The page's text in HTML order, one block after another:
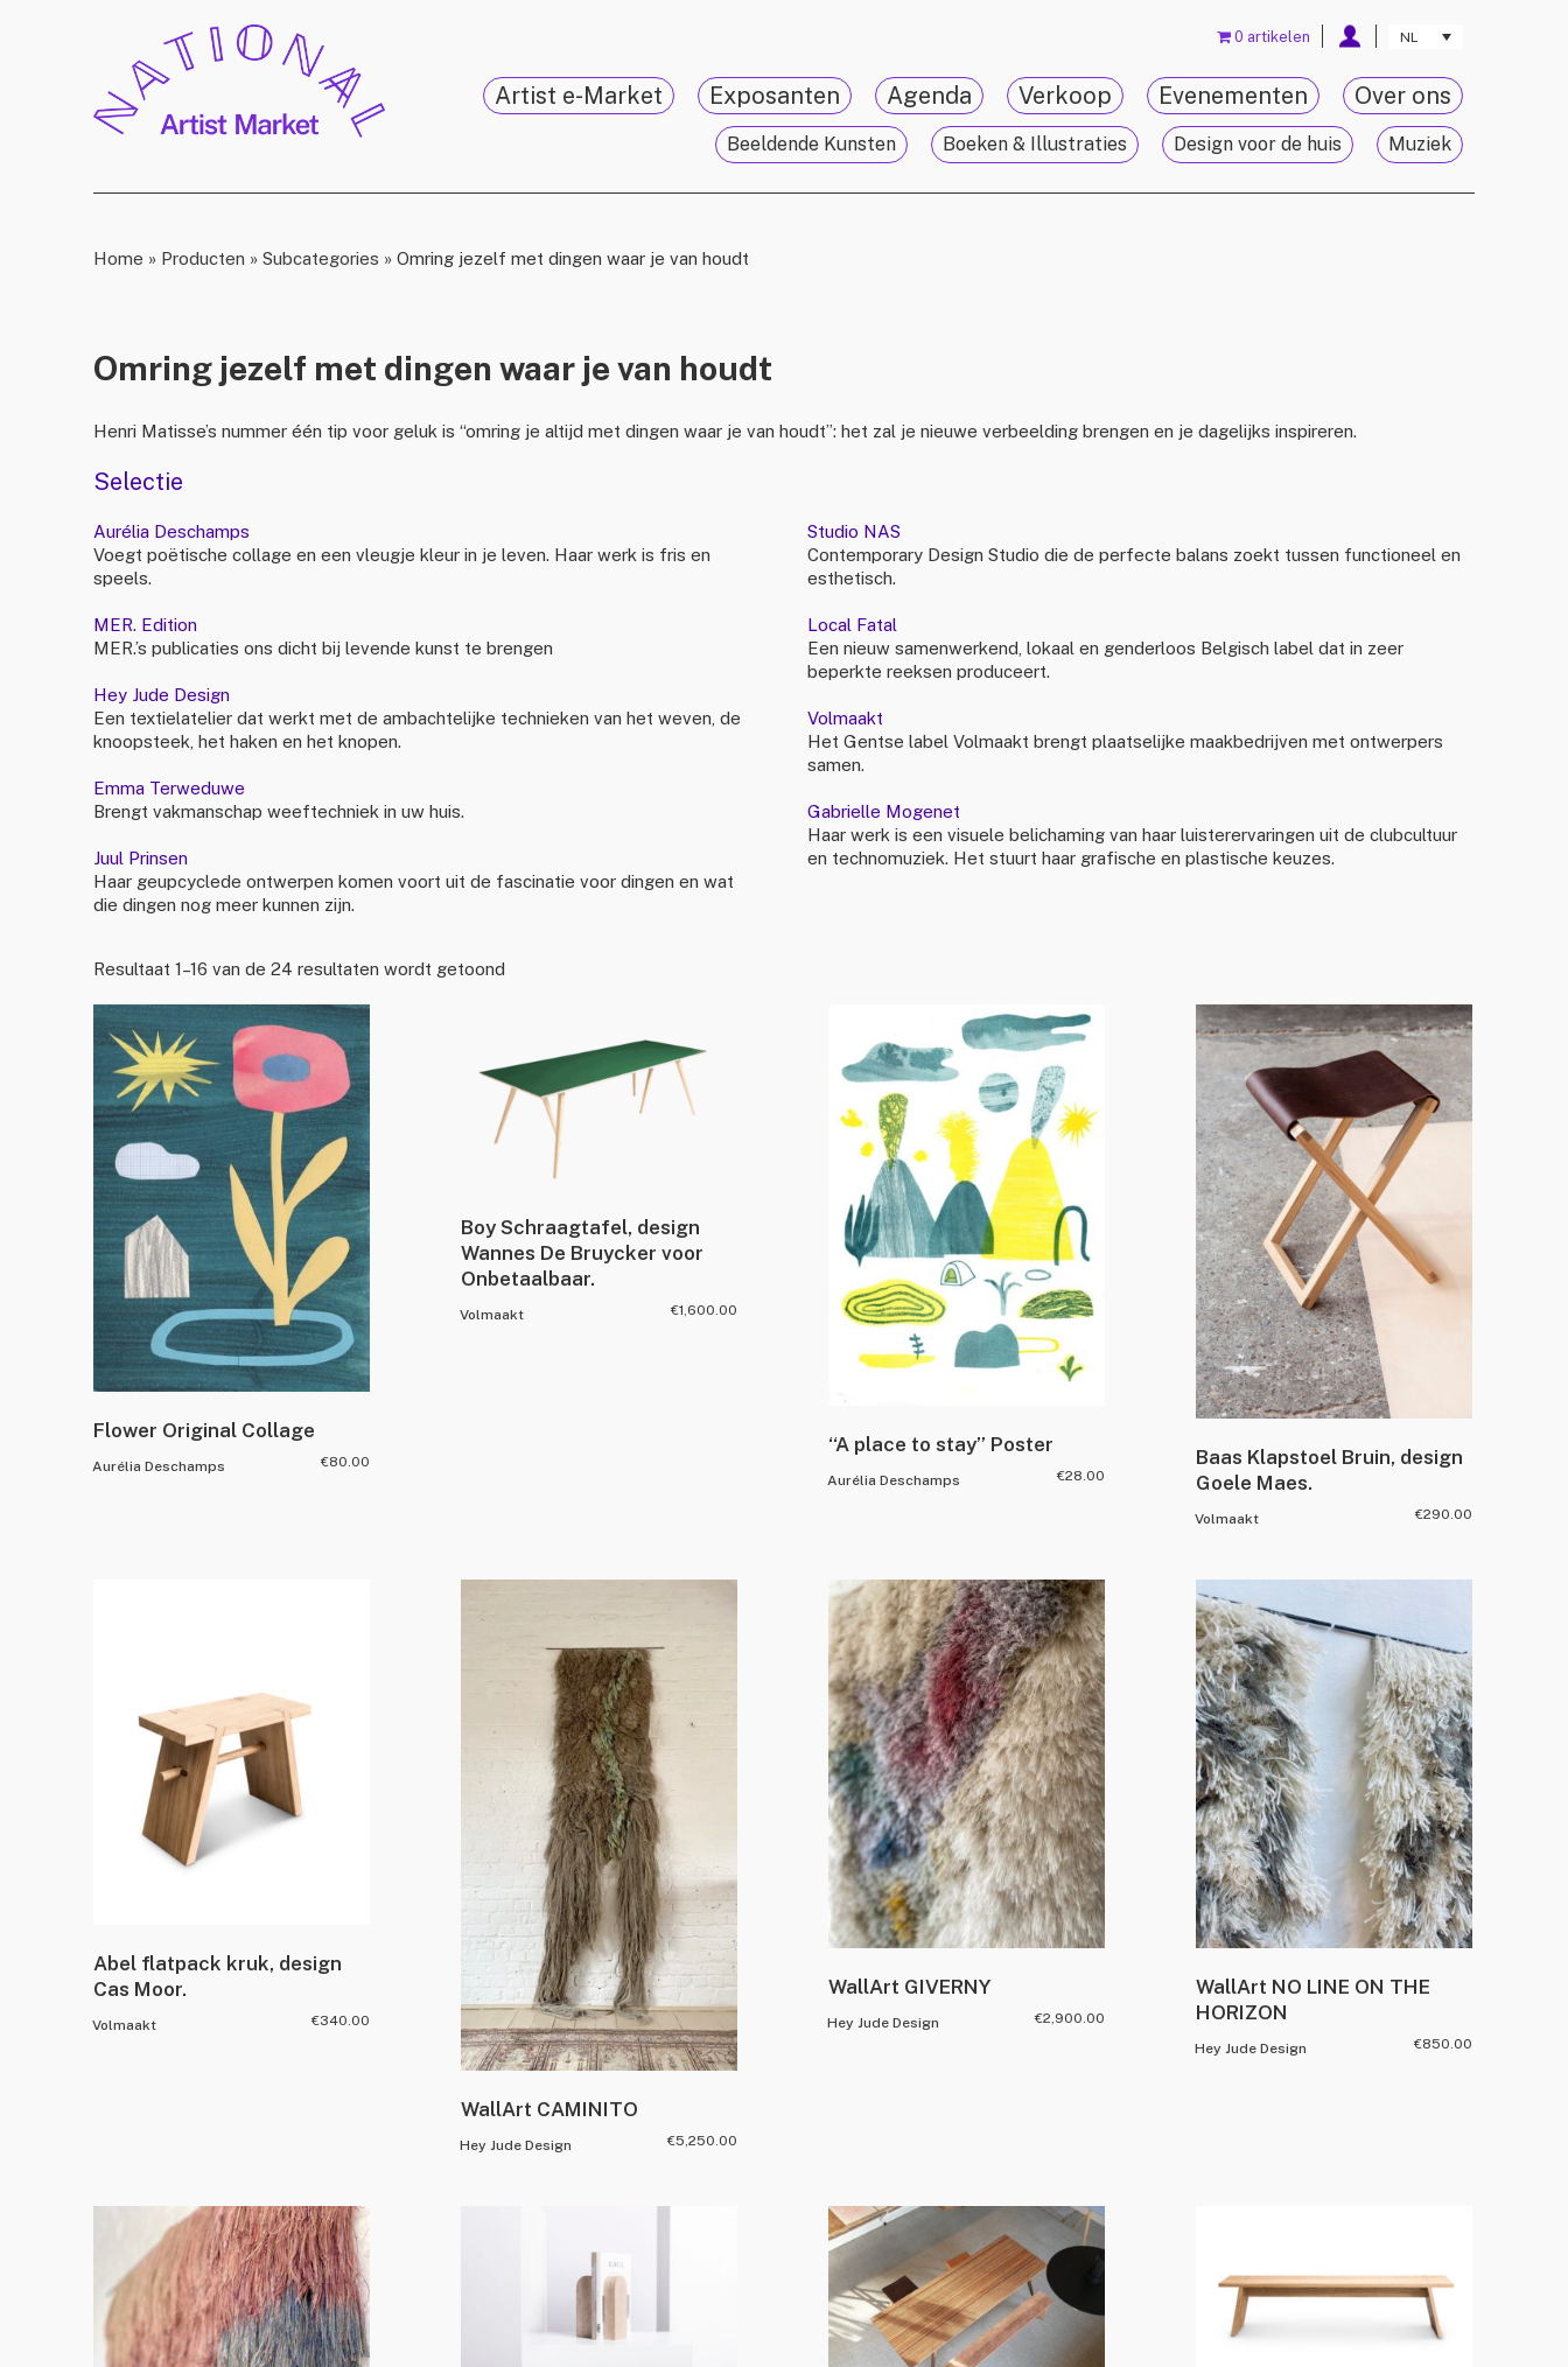
NL
0 artikelen
Over ons
Evenementen
Verkoop
Agenda
Exposanten
Artist e-Market
Beeldende Kunsten Boeken & Illustraties Design voor de huis Muziek
Home » Producten » Subcategories » Omring jezelf met dingen waar je van houdt
Omring jezelf met dingen waar je van houdt
Henri Matisse’s nummer één tip voor geluk is “omring je altijd met dingen waar je van houdt”: het zal je nieuwe verbeelding brengen en je dagelijks inspireren.
Selectie
Aurélia Deschamps
Voegt poëtische collage en een vleugje kleur in je leven. Haar werk is fris en
speels.
MER. Edition
MER.’s publicaties ons dicht bij levende kunst te brengen
Hey Jude Design
Een textielatelier dat werkt met de ambachtelijke technieken van het weven, de
knoopsteek, het haken en het knopen.
Emma Terweduwe
Brengt vakmanschap weeftechniek in uw huis.
Juul Prinsen
Haar geupcyclede ontwerpen komen voort uit de fascinatie voor dingen en wat
die dingen nog meer kunnen zijn.
Studio NAS
Contemporary Design Studio die de perfecte balans zoekt tussen functioneel en
esthetisch.
Local Fatal
Een nieuw samenwerkend, lokaal en genderloos Belgisch label dat in zeer
beperkte reeksen produceert.
Volmaakt
Het Gentse label Volmaakt brengt plaatselijke maakbedrijven met ontwerpers
samen.
Gabrielle Mogenet
Haar werk is een visuele belichaming van haar luisterervaringen uit de clubcultuur
en technomuziek. Het stuurt haar grafische en plastische keuzes.
Resultaat 1–16 van de 24 resultaten wordt getoond
Flower Original Collage
Aurélia Deschamps €80.00
Boy Schraagtafel, design
Wannes De Bruycker voor
Onbetaalbaar.
Volmaakt €1,600.00
“A place to stay” Poster
Aurélia Deschamps €28.00
Baas Klapstoel Bruin, design
Goele Maes.
Volmaakt €290.00
Abel flatpack kruk, design
Cas Moor.
Volmaakt €340.00
WallArt CAMINITO
Hey Jude Design €5,250.00
WallArt GIVERNY
Hey Jude Design €2,900.00
WallArt NO LINE ON THE
HORIZON
Hey Jude Design €850.00